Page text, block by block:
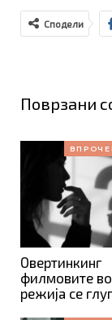
Сподели
Поврзани
Овертинкинг
филмовите во
режија се